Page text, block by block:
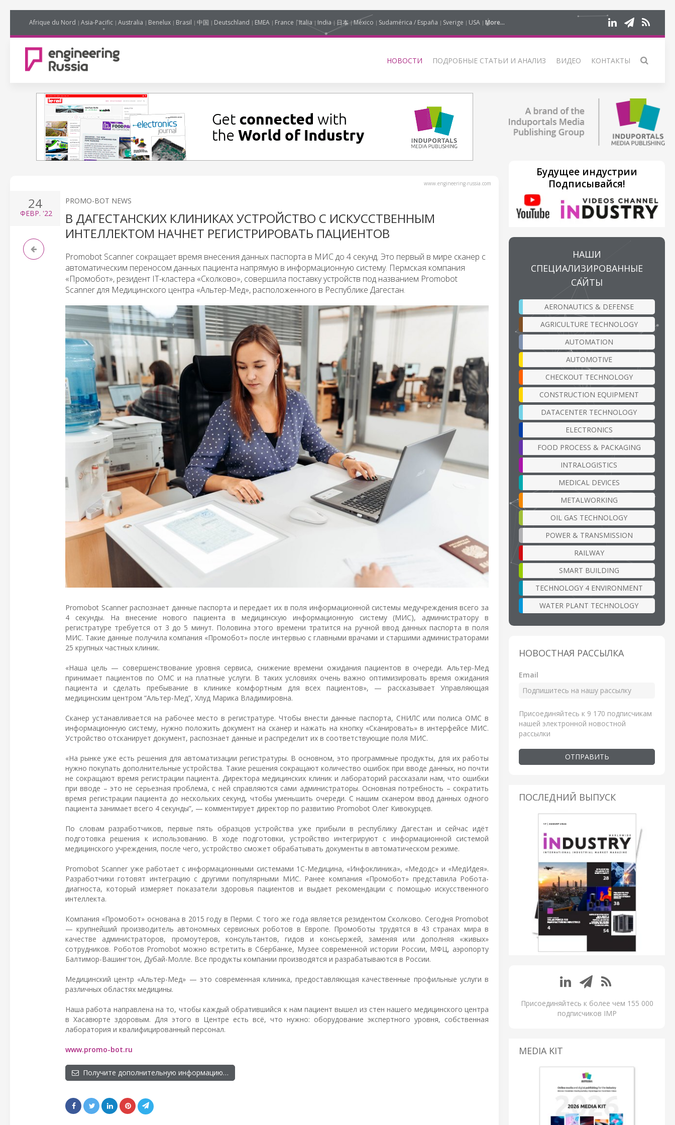
Afrique du Nord Asia-Pacific Australia Benelux Brasil 中国 Deutschland EMEA France Italia India 日本 México Sudamérica / España Sverige USA More...
НОВОСТИ ПОДРОБНЫЕ СТАТЬИ И АНАЛИЗ ВИДЕО КОНТАКТЫ
www.engineering-russia.com
24
ФЕВР. '22
PROMO-BOT NEWS
В ДАГЕСТАНСКИХ КЛИНИКАХ УСТРОЙСТВО С ИСКУССТВЕННЫМ
ИНТЕЛЛЕКТОМ НАЧНЕТ РЕГИСТРИРОВАТЬ ПАЦИЕНТОВ
Promobot Scanner сокращает время внесения данных паспорта в МИС до 4 секунд. Это первый в мире сканер с
автоматическим переносом данных пациента напрямую в информационную систему. Пермская компания
«Промобот», резидент IT-кластера «Сколково», совершила поставку устройств под названием Promobot
Scanner для Медицинского центра «Альтер-Мед», расположенного в Республике Дагестан.
Promobot Scanner распознает данные паспорта и передает их в поля информационной системы медучреждения всего за
4 секунды. На внесение нового пациента в медицинскую информационную систему (МИС), администратору в
регистратуре требуется от 3 до 5 минут. Половина этого времени тратится на ручной ввод данных паспорта в поля
МИС. Такие данные получила компания «Промобот» после интервью с главными врачами и старшими администраторами
25 крупных частных клиник.
«Наша цель — совершенствование уровня сервиса, снижение времени ожидания пациентов в очереди. Альтер-Мед
принимает пациентов по ОМС и на платные услуги. В таких условиях очень важно оптимизировать время ожидания
пациента и сделать пребывание в клинике комфортным для всех пациентов», — рассказывает Управляющая
медицинским центром “Альтер-Мед”, Хлуд Марика Владимировна.⁣
Сканер устанавливается на рабочее место в регистратуре. Чтобы внести данные паспорта, СНИЛС или полиса ОМС в
информационную систему, нужно положить документ на сканер и нажать на кнопку «Сканировать» в интерфейсе МИС.
Устройство отсканирует документ, распознает данные и распределит их в соответствующие поля МИС.
«На рынке уже есть решения для автоматизации регистратуры. В основном, это программные продукты, для их работы
нужно покупать дополнительные устройства. Такие решения сокращают количество ошибок при вводе данных, но почти
не сокращают время регистрации пациента. Директора медицинских клиник и лабораторий рассказали нам, что ошибки
при вводе – это не серьезная проблема, с ней справляются сами администраторы. Основная потребность – сократить
время регистрации пациента до нескольких секунд, чтобы уменьшить очереди. С нашим сканером ввод данных одного
пациента занимает всего 4 секунды”, — комментирует директор по развитию Promobot Олег Кивокурцев.
По словам разработчиков, первые пять образцов устройства уже прибыли в республику Дагестан и сейчас идёт
подготовка решения к использованию. В ходе подготовки, устройство интегрируют с информационной системой
медицинского учреждения, после чего, устройство сможет обрабатывать документы в автоматическом режиме.
Promobot Scanner уже работает с информационными системами 1С-Медицина, «Инфоклиника», «Медодс» и «МедИдея».
Разработчики готовят интеграцию с другими популярными МИС. Ранее компания «Промобот» представила Робота-
диагноста, который измеряет показатели здоровья пациентов и выдает рекомендации с помощью искусственного
интеллекта.
Компания «Промобот» основана в 2015 году в Перми. С того же года является резидентом Сколково. Сегодня Promobot
— крупнейший производитель автономных сервисных роботов в Европе. Промоботы трудятся в 43 странах мира в
качестве администраторов, промоутеров, консультантов, гидов и консьержей, заменяя или дополняя «живых»
сотрудников. Роботов Promobot можно встретить в Сбербанке, Музее современной истории России, МФЦ, аэропорту
Балтимор-Вашингтон, Дубай-Молле. Все продукты компании производятся и разрабатываются в России.
Медицинский центр «Альтер-Мед» — это современная клиника, предоставляющая качественные профильные услуги в
различных областях медицины.
Наша работа направлена на то, чтобы каждый обратившийся к нам пациент вышел из стен нашего медицинского центра
в Хасавюрте здоровым. Для этого в Центре есть всё, что нужно: оборудование экспертного уровня, собственная
лаборатория и квалифицированный персонал.
www.promo-bot.ru
Получите дополнительную информацию…
Будущее индустрии
Подписывайся!
НАШИ
СПЕЦИАЛИЗИРОВАННЫЕ
САЙТЫ
AERONAUTICS & DEFENSE
AGRICULTURE TECHNOLOGY
AUTOMATION
AUTOMOTIVE
CHECKOUT TECHNOLOGY
CONSTRUCTION EQUIPMENT
DATACENTER TECHNOLOGY
ELECTRONICS
FOOD PROCESS & PACKAGING
INTRALOGISTICS
MEDICAL DEVICES
METALWORKING
OIL GAS TECHNOLOGY
POWER & TRANSMISSION
RAILWAY
SMART BUILDING
TECHNOLOGY 4 ENVIRONMENT
WATER PLANT TECHNOLOGY
НОВОСТНАЯ РАССЫЛКА
Email
Присоединяйтесь к 9 170 подписчикам
нашей электронной новостной
рассылки
ОТПРАВИТЬ
ПОСЛЕДНИЙ ВЫПУСК
Присоединяйтесь к более чем 155 000
подписчиков IMP
MEDIA KIT